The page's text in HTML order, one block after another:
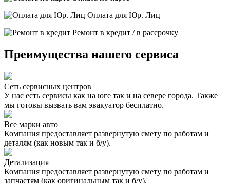
Оплата для Юр. Лиц
Ремонт в кредит / в рассрочку
Преимущества нашего сервиса
Сеть сервисных центров
У нас есть сервисы как на юге так и на севере города. Также
мы готовы вызвать вам эвакуатор бесплатно.
Все марки авто
Компания предоставляет развернутую смету по работам и
деталям (как новым так и б/у).
Детализация
Компания предоставляет развернутую смету по работам и
запчастям (как оригинальным так и б/у).